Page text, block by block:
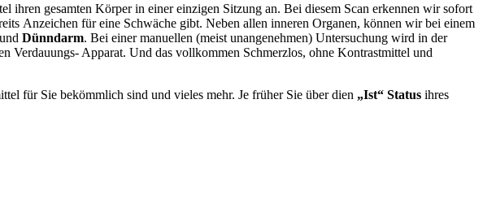
ihren gesamten Körper in einer einzigen Sitzung an. Bei diesem Scan erkennen wir sofort
Anzeichen für eine Schwäche gibt. Neben allen inneren Organen, können wir bei einem
und Dünndarm. Bei einer manuellen (meist unangenehmen) Untersuchung wird in der
Verdauungs- Apparat. Und das vollkommen Schmerzlos, ohne Kontrastmittel und
für Sie bekömmlich sind und vieles mehr. Je früher Sie über dien „Ist“ Status ihres